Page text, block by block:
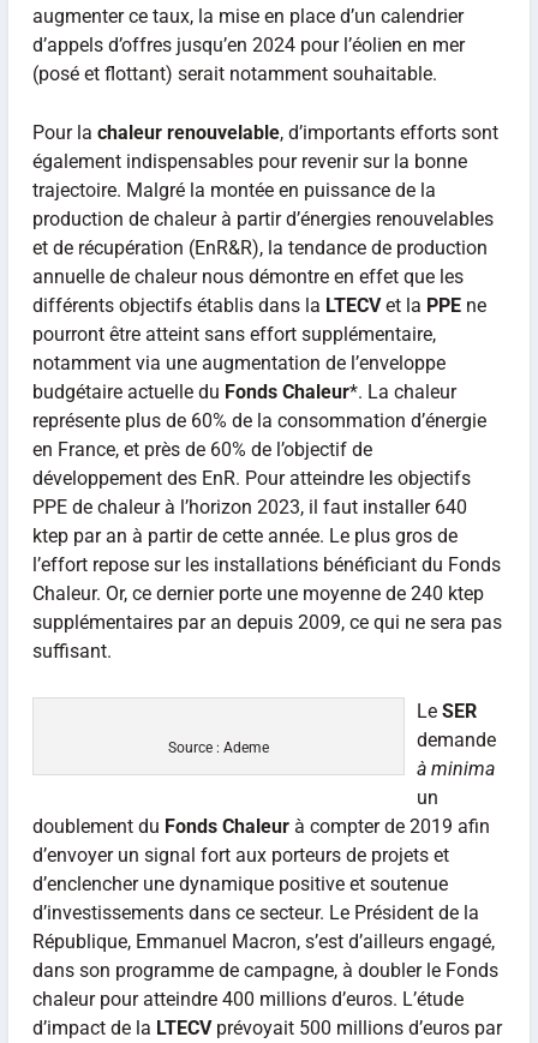
augmenter ce taux, la mise en place d’un calendrier
d’appels d’offres jusqu’en 2024 pour l’éolien en mer
(posé et flottant) serait notamment souhaitable.
Pour la chaleur renouvelable, d’importants efforts sont
également indispensables pour revenir sur la bonne
trajectoire. Malgré la montée en puissance de la
production de chaleur à partir d’énergies renouvelables
et de récupération (EnR&R), la tendance de production
annuelle de chaleur nous démontre en effet que les
différents objectifs établis dans la LTECVet la PPEne
pourront être atteint sans effort supplémentaire,
notamment via une augmentation de l’enveloppe
budgétaire actuelle du Fonds Chaleur*. La chaleur
représente plus de 60% de la consommation d’énergie
en France, et près de 60% de l’objectif de
développement des EnR. Pour atteindre les objectifs
PPE de chaleur à l’horizon 2023, il faut installer 640
ktep par an à partir de cette année. Le plus gros de
l’effort repose sur les installations bénéficiant du Fonds
Chaleur. Or, ce dernier porte une moyenne de 240 ktep
supplémentaires par an depuis 2009, ce qui ne sera pas
suffisant.
Source : Ademe
Le SER
demande
à minima
un
doublement du Fonds Chaleurà compter de 2019 afin
d’envoyer un signal fort aux porteurs de projets et
d’enclencher une dynamique positive et soutenue
d’investissements dans ce secteur. Le Président de la
République, Emmanuel Macron, s’est d’ailleurs engagé,
dans son programme de campagne, à doubler le Fonds
chaleur pour atteindre 400 millions d’euros. L’étude
d’impact de la LTECVprévoyait 500 millions d’euros par